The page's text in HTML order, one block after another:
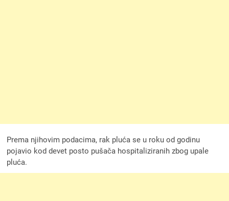
Prema njihovim podacima, rak pluća se u roku od godinu
pojavio kod devet posto pušača hospitaliziranih zbog upale
pluća.